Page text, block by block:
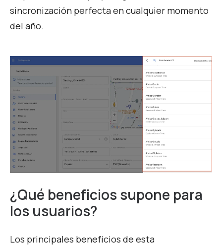
sincronización perfecta en cualquier momento
del año.
¿Qué beneficios supone para
los usuarios?
Los principales beneficios de esta